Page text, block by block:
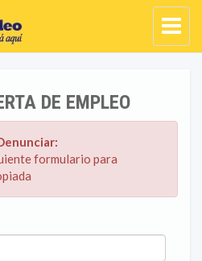
DE EMPLEO
formulario para